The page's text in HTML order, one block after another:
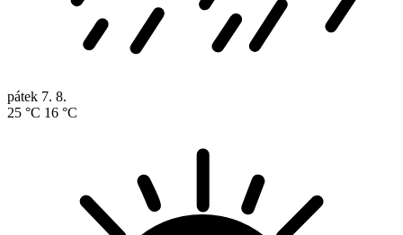
pátek 7. 8.
25 °C 16 °C